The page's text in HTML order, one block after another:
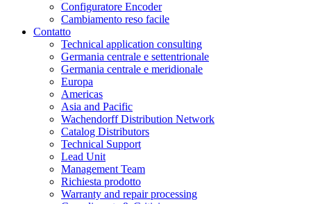
Configuratore Encoder
Cambiamento reso facile
Contatto
Technical application consulting
Germania centrale e settentrionale
Germania centrale e meridionale
Europa
Americas
Asia and Pacific
Wachendorff Distribution Network
Catalog Distributors
Technical Support
Lead Unit
Management Team
Richiesta prodotto
Warranty and repair processing